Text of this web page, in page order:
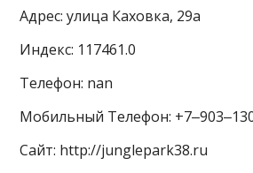
Адрес: улица Каховка, 29а
Индекс: 117461.0
Телефон: nan
Мобильный Телефон:
Сайт: http://junglepark38.ru